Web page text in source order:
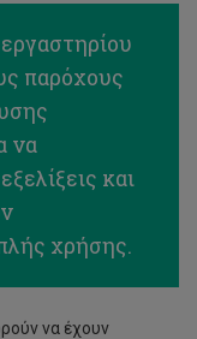
παρόχους
να
και
χρήσης.
να έχουν